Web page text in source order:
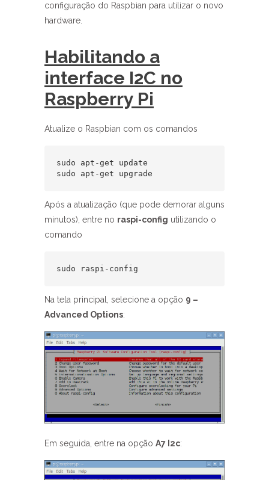
configuração do Raspbian para utilizar o novo
hardware.
Habilitando a
interface I2C no
Raspberry Pi
Atualize o Raspbian com os comandos
sudo apt-get update
sudo apt-get upgrade
Após a atualização (que pode demorar alguns
minutos), entre no raspi-config utilizando o
comando
sudo raspi-config
Na tela principal, selecione a opção 9 –
Advanced Options:
Em seguida, entre na opção A7 I2c: